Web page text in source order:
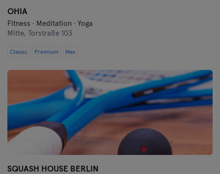
OHIA
Fitness · Meditation · Yoga
Mitte,
Torstraße 103
Classic Premium Max
SQUASH HOUSE BERLIN